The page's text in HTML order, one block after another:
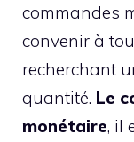
commandes
convenir à
recherchant
quantité. Le
monétaire, il